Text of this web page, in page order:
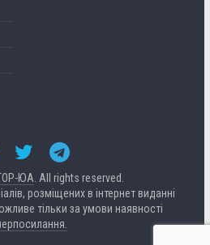
ЮА . All rights reserved.
розміщених в інтернет виданні
тільки за умови наявності